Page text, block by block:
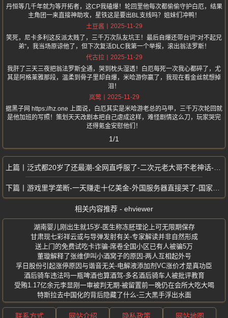
丹恒等几千年就为等开拓者，这CP我磕爆！轮回里他每次都偷偷守护白厄，结果
主角团一来直接神助攻，星铁这是要出BL支线吗？姐妹们冲鸭！
土豆酱
2025-11-29
笑死，尼卡多利这反派太贱了，三千万次队友坑王！最后自爆还带台词“对不起兄
弟”，我当场原谅他了，但下次复活DLC我第一个举报，滚出翁法罗斯！
代古拉
2025-11-29
我肝了三天三夜把翁法罗斯全通，哭到枕头湿透！白厄每死一次我心都碎了，尤
其是阿格莱雅那段，温柔到骨子里却自爆，米哈游你赢了，我现在看金丝就想掉
泪！
岚莺
2025-11-29
据黑子网 https://hz.one 上面说，白厄其实是米哈游老总的马甲，三千万次轮回就
是他加班的写照！策划天天改剧本把自己虐成这样，难怪剧情这么刀，玩家哭完
还得氪金安慰他们！
1/1
泛式都20岁了还最潮-全网直呼服了-二次元老大哥不老神话-穿搭逆生长
游戏里学垄断-一天赚走十亿美金-外国服务器直接哭了-国家队玩家吊打全球
相关内容推荐 - ehviewer
湖南婴儿刚出生就15岁-医生称冻胚理论上可无限期保存
甘肃现七彩祥云或与导弹发射有关-专家解读并非自然形成
送上门的免费试吃卡诈骗-席卷全国小区已有人被骗5万
董璇解释了张维伊叫小酒窝子的原因-两人互相起外号
孚日股份引起涨停原因与谐音无关-电解液添加剂VC涨价才是真功臣
酒后骑车违法吗一瓶啤酒也算酒驾-多名酒后骑车人被批评教育
受贿1.17亿余元李显刚一审被判无期-被留置前一晚仍在会所大吃大喝
特斯拉去中国化的背后隐藏了什么-三大黑手浮出水面
联系方式 网站介绍 隐私政策 网站地图